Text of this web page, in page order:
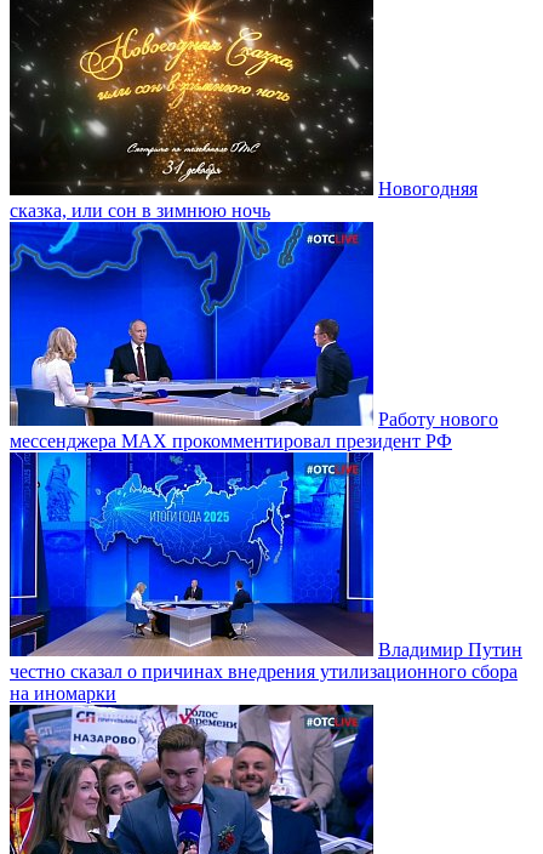
Новогодняя
сказка, или сон в зимнюю ночь
Работу нового
мессенджера MAX прокомментировал президент РФ
Владимир Путин
честно сказал о причинах внедрения утилизационного сбора
на иномарки